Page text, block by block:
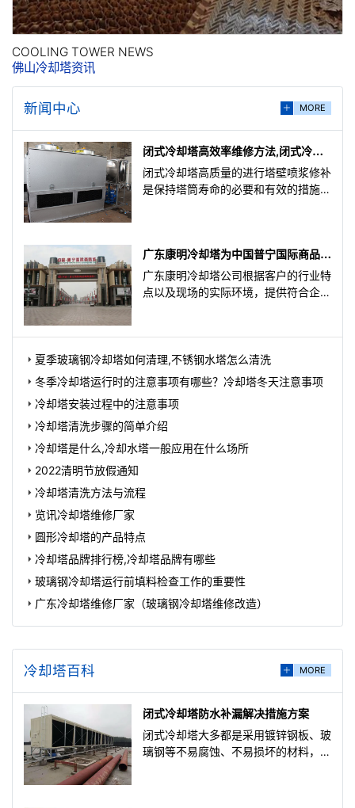
COOLING TOWER NEWS
佛山冷却塔资讯
新闻中心 MORE
闭式冷却塔高效率维修方法,闭式冷却
塔维修方法总结
闭式冷却塔高质量的进行塔壁喷浆修补
是保持塔筒寿命的必要和有效的措施。
广东康明冷却塔为中国普宁国际商品城
提供冷却塔解决方案
广东康明冷却塔公司根据客户的行业特
点以及现场的实际环境，提供符合企业
夏季玻璃钢冷却塔如何清理,不锈钢水塔怎么清洗
冬季冷却塔运行时的注意事项有哪些？冷却塔冬天注意事项
冷却塔安装过程中的注意事项
冷却塔清洗步骤的简单介绍
冷却塔是什么,冷却水塔一般应用在什么场所
2022清明节放假通知
冷却塔清洗方法与流程
览讯冷却塔维修厂家
圆形冷却塔的产品特点
冷却塔品牌排行榜,冷却塔品牌有哪些
玻璃钢冷却塔运行前填料检查工作的重要性
广东冷却塔维修厂家（玻璃钢冷却塔维修改造）
冷却塔百科 MORE
闭式冷却塔防水补漏解决措施方案
闭式冷却塔大多都是采用镀锌钢板、玻
璃钢等不易腐蚀、不易损坏的材料，闭